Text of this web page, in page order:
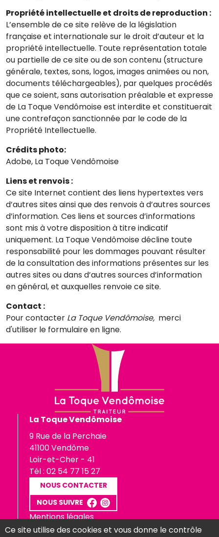
Propriété intellectuelle et droits de reproduction :
L’ensemble de ce site relève de la législation
française et internationale sur le droit d’auteur et la
propriété intellectuelle. Toute représentation totale
ou partielle de ce site ou de son contenu (structure
générale, textes, sons, logos, images animées ou non,
documents téléchargeables), par quelques procédés
que ce soient, sans autorisation préalable et expresse
de La Toque Vendômoise est interdite et constituerait
une contrefaçon sanctionnée par le code de la
Propriété Intellectuelle.
Crédits photo:
Adobe, La Toque Vendômoise
Liens et renvois :
Ce site Internet contient des liens hypertextes vers
d’autres sites ainsi que des renvois à d’autres sources
d’information. Ces liens et sources d’informations
sont mis à votre disposition à titre indicatif
uniquement. La Toque Vendômoise décline toute
responsabilité pour les dommages pouvant résulter
de la consultation des informations présentes sur les
autres sites ou dans d’autres sources d’information
en général, et auxquelles renvoie ce site.
Contact :
Pour contacter La Toque Vendômoise, merci
d'utiliser le formulaire en ligne.
La Toque Vendômoise
9 Rue de la Perchaie
41100 Vendôme
Loir-et-Cher - 41
Tél : 02 54 77 15 27
NOUS CONTACTER
NOUS SUIVRE
Mentions légales
Données personnelles
Ce site utilise des cookies et vous donne le contrôle